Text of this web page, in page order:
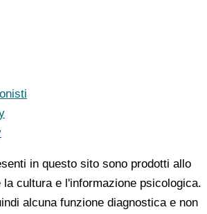
in questo sito sono prodotti allo
cultura e l'informazione psicologica.
alcuna funzione diagnostica e non